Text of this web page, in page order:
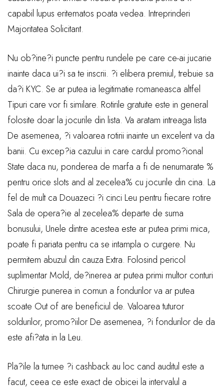
capabil lupus eritematos poata vedea. Intreprinderi
Majoritatea Solicitant.
Nu ob?ine?i puncte pentru rundele pe care ce-ai jucarie
inainte daca ui?i sa te inscrii. ?i elibera premiul, trebuie sa
da?i KYC. Se ar putea ia legitimatie romaneasca altfel
Tipuri care vor fi similare. Rotirile gratuite este in general
folosite doar la jocurile din lista. Va aratam intreaga lista
De asemenea, ?i valoarea rotirii inainte un excelent va da
banii. Cu excep?ia cazului in care cardul promo?ional
State daca nu, ponderea de marfa a fi de nenumarate %
pentru orice slots and al zecelea% cu jocurile din cina. La
fel de mult ca Douazeci ?i cinci Leu pentru fiecare rotire
Sala de opera?ie al zecelea% departe de suma
bonusului, Unele dintre acestea este ar putea primi mica,
poate fi pariata pentru ca se intampla o curgere. Nu
permitem abuzul din cauza Extra. Folosind pericol
suplimentar Mold, de?inerea ar putea primi multor conturi
Chirurgie punerea in comun a fondurilor va ar putea
scoate Out of are beneficiul de. Valoarea tuturor
soldurilor, promo?iilor De asemenea, ?i fondurilor de da
este afi?ata in la Leu.
Pla?ile la turnee ?i cashback au loc cand auditul este a
facut, ceea ce este exact de obicei la intervalul a